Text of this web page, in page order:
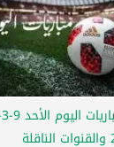
مواعيد